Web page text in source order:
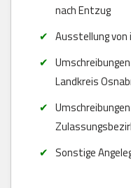
nach Entzug
Ausstellung
Landkreis
Sonstige